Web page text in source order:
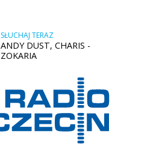
SŁUCHAJ TERAZ
ANDY DUST, CHARIS -
ZOKARIA